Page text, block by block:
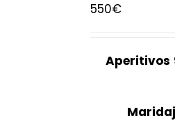
550€
Aperitivos